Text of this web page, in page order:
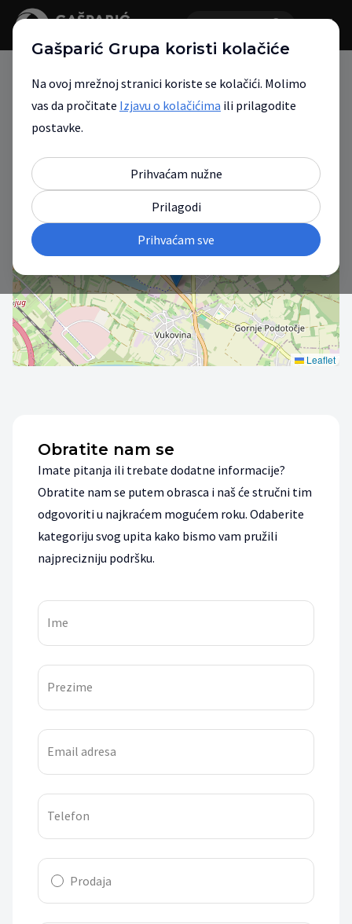
Gašparić Grupa
Vaš partner za mobilnost.
+
−
Leaflet
Obratite nam se
Imate pitanja ili trebate dodatne informacije?
Obratite nam se putem obrasca i naš će stručni tim
odgovoriti u najkraćem mogućem roku. Odaberite
kategoriju svog upita kako bismo vam pružili
najprecizniju podršku.
Ime
Prezime
Email adresa
Telefon
Prodaja
Gašparić Grupa koristi kolačiće
Na ovoj mrežnoj stranici koriste se kolačići. Molimo
vas da pročitate Izjavu o kolačićima ili prilagodite
postavke.
Prihvaćam nužne
Prilagodi
Prihvaćam sve